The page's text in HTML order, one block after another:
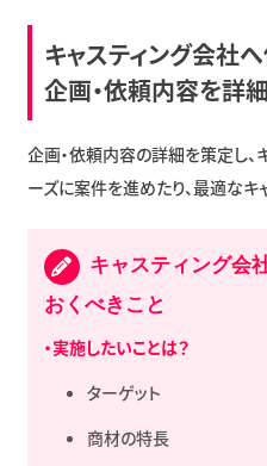
キャスティング会社
企画・依頼内容を詳
企画・依頼内容の詳細を策定し、
ーズに案件を進めたり、最適なキ
キャスティング会
おくべきこと
・実施したいことは？
ターゲット
商材の特長